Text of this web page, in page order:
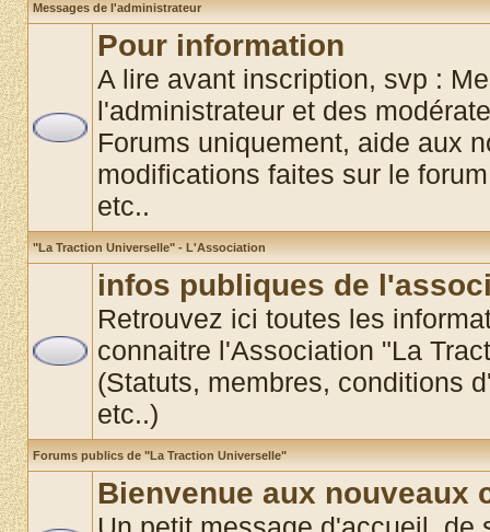
Messages de l'administrateur
Pour information
A lire avant inscription, svp :
l'administrateur et des
Forums uniquement, aide aux
modifications faites sur le
etc..
"La Traction Universelle" - L'Association
infos publiques de
Retrouvez ici toutes les
connaitre l'Association "La
(Statuts, membres, conditions
etc..)
Forums publics de "La Traction Universelle"
Bienvenue aux nouveaux